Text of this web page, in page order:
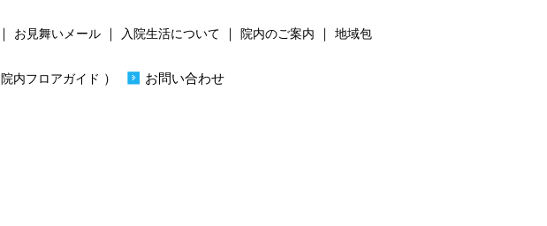
｜ お見舞いメール ｜ 入院生活について ｜ 院内のご案内 ｜ 地域包
院内フロアガイド ） お問い合わせ